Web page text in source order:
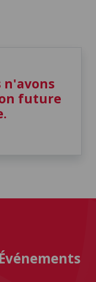
n'avons
future